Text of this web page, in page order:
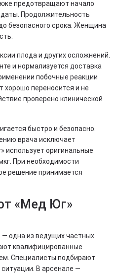
предотвращают начало
Продолжительность
безопасного срока. Женщина
плода и других осложнений.
и нормализуется доставка
побочные реакции
хорошо переносится и не
проверено клинической
быстро и безопасно.
врача исключает
использует оригинальные
При необходимости
решение принимается
«Мед Юг»
одна из ведущих частных
квалифицированные
Специалисты подбирают
ситуации. В арсенале —